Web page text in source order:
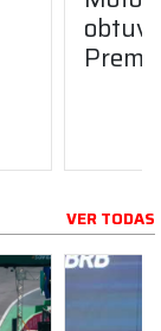
VER TODAS